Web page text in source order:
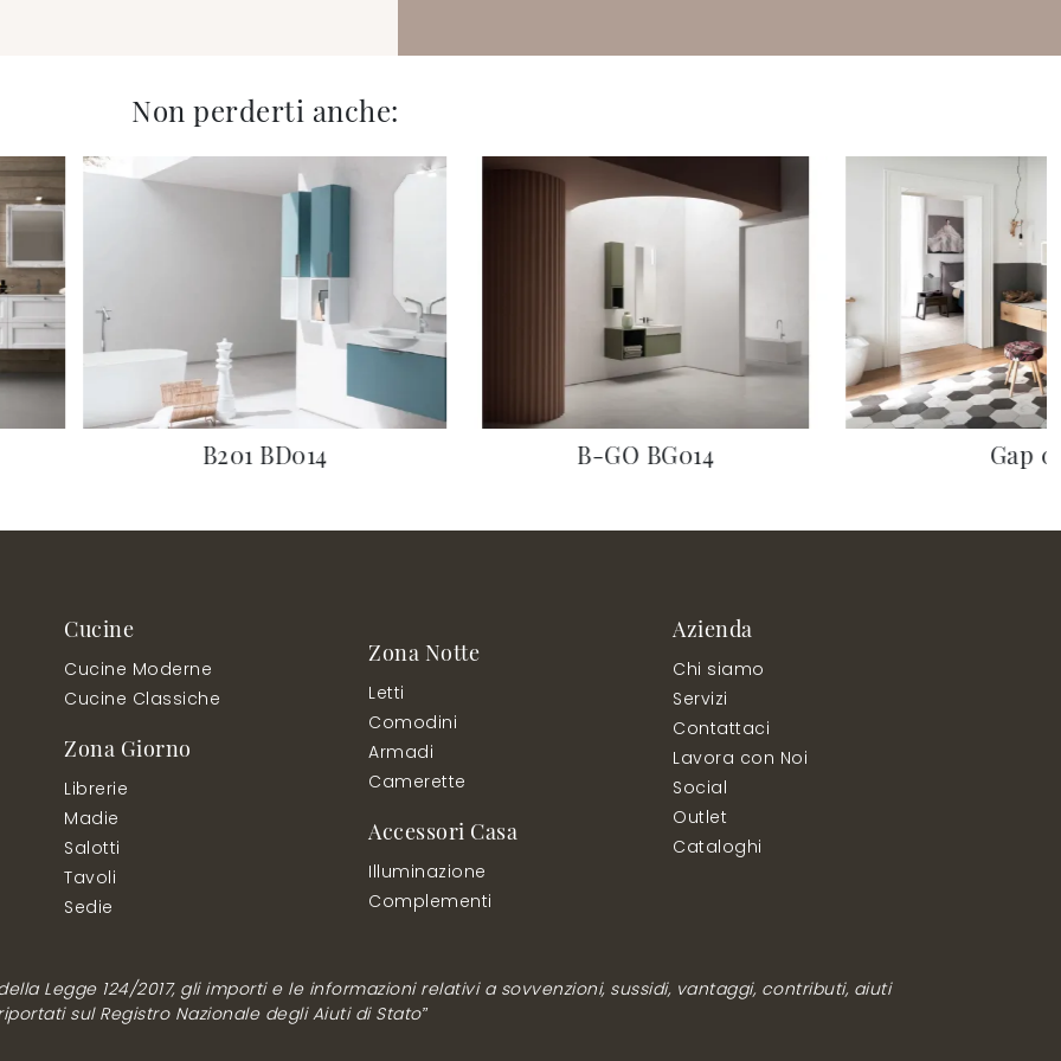
Non perderti anche:
B201 BD014 B-GO BG014 Gap
Cucine
Cucine Moderne
Cucine Classiche
Zona Giorno
Librerie
Madie
Salotti
Tavoli
Sedie
Zona Notte
Letti
Comodini
Armadi
Camerette
Accessori Casa
Illuminazione
Complementi
Azienda
Chi siamo
Servizi
Contattaci
Lavora con Noi
Social
Outlet
Cataloghi
Legge 124/2017, gli importi e le informazioni relativi a sovvenzioni, sussidi, vantaggi, contributi, aiuti
sul Registro Nazionale degli Aiuti di Stato”